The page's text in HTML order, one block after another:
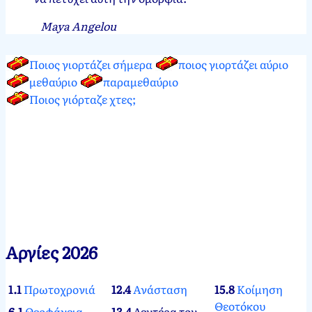
Maya Angelou
Ποιος γιορτάζει σήμερα
ποιος γιορτάζει αύριο
μεθαύριο
παραμεθαύριο
Ποιος γιόρταζε χτες;
Αργίες 2026
1.1Πρωτοχρονιά
12.4Ανάσταση
15.8Κοίμηση
Θεοτόκου